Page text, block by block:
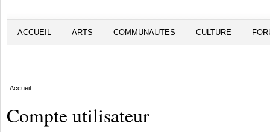
ACCUEIL ARTS COMMUNAUTES CULTURE
Accueil
Compte utilisateur